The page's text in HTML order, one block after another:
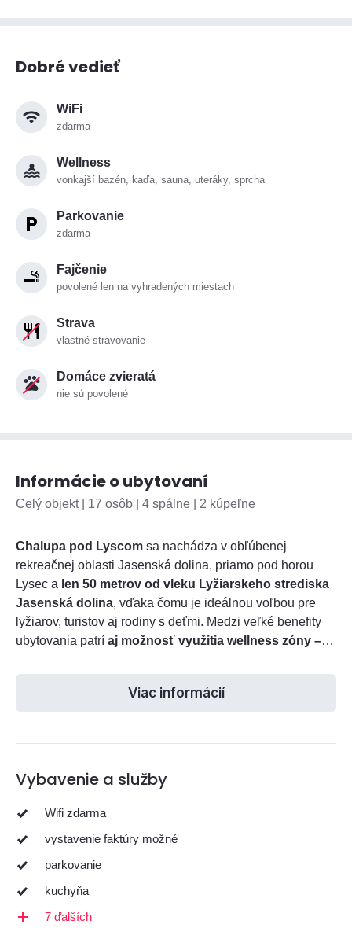
Dobré vedieť
WiFi
zdarma
Wellness
vonkajší bazén, kaďa, sauna, uteráky, sprcha
Parkovanie
zdarma
Fajčenie
povolené len na vyhradených miestach
Strava
vlastné stravovanie
Domáce zvieratá
nie sú povolené
Informácie o ubytovaní
Celý objekt | 17 osôb | 4 spálne | 2 kúpeľne
Chalupa pod Lyscom sa nachádza v obľúbenej
rekreačnej oblasti Jasenská dolina, priamo pod horou
Lysec a len 50 metrov od vleku Lyžiarskeho strediska
Jasenská dolina, vďaka čomu je ideálnou voľbou pre
lyžiarov, turistov aj rodiny s deťmi. Medzi veľké benefity
ubytovania patrí aj možnosť využitia wellness zóny –
ubytovanie celej skupiny v jednom objekte.
Viac informácií
Vybavenie a služby
Wifi zdarma
vystavenie faktúry možné
parkovanie
kuchyňa
7 ďalších